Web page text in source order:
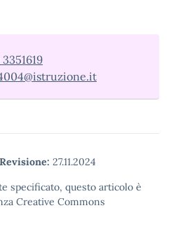
Revisione: 27.11.2024
specificato, questo articolo è
Creative Commons